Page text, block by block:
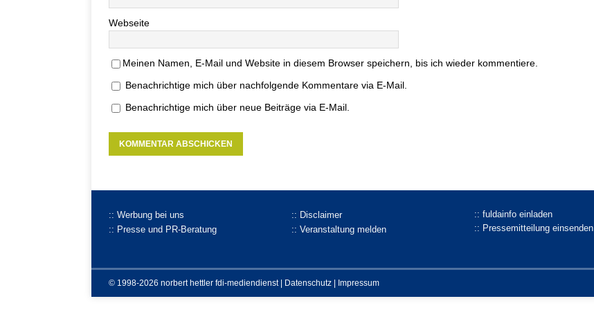
Webseite
Meinen Namen, E-Mail und Website in diesem Browser speichern, bis ich wieder kommentiere.
Benachrichtige mich über nachfolgende Kommentare via E-Mail.
Benachrichtige mich über neue Beiträge via E-Mail.
:: Werbung bei uns
:: Presse und PR-Beratung
:: Disclaimer
:: Veranstaltung melden
:: fuldainfo einladen
:: Pressemitteilung einsenden
© 1998-2026 norbert hettler fdi-mediendienst| Datenschutz Impressum